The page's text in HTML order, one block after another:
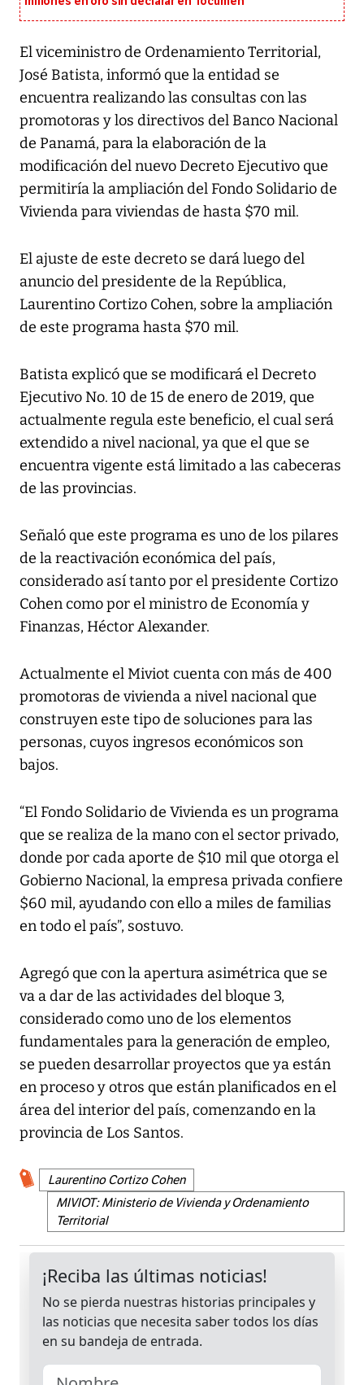
El viceministro de Ordenamiento Territorial,
José Batista, informó que la entidad se
encuentra realizando las consultas con las
promotoras y los directivos del Banco Nacional
de Panamá, para la elaboración de la
modificación del nuevo Decreto Ejecutivo que
permitiría la ampliación del Fondo Solidario de
Vivienda para viviendas de hasta $70 mil.
El ajuste de este decreto se dará luego del
anuncio del presidente de la República,
Laurentino Cortizo Cohen, sobre la ampliación
de este programa hasta $70 mil.
Batista explicó que se modificará el Decreto
Ejecutivo No. 10 de 15 de enero de 2019, que
actualmente regula este beneficio, el cual será
extendido a nivel nacional, ya que el que se
encuentra vigente está limitado a las cabeceras
de las provincias.
Señaló que este programa es uno de los pilares
de la reactivación económica del país,
considerado así tanto por el presidente Cortizo
Cohen como por el ministro de Economía y
Finanzas, Héctor Alexander.
Actualmente el Miviot cuenta con más de 400
promotoras de vivienda a nivel nacional que
construyen este tipo de soluciones para las
personas, cuyos ingresos económicos son
bajos.
“El Fondo Solidario de Vivienda es un programa
que se realiza de la mano con el sector privado,
donde por cada aporte de $10 mil que otorga el
Gobierno Nacional, la empresa privada confiere
$60 mil, ayudando con ello a miles de familias
en todo el país”, sostuvo.
Agregó que con la apertura asimétrica que se
va a dar de las actividades del bloque 3,
considerado como uno de los elementos
fundamentales para la generación de empleo,
se pueden desarrollar proyectos que ya están
en proceso y otros que están planificados en el
área del interior del país, comenzando en la
provincia de Los Santos.
Laurentino Cortizo Cohen
MIVIOT: Ministerio de Vivienda y Ordenamiento
Territorial